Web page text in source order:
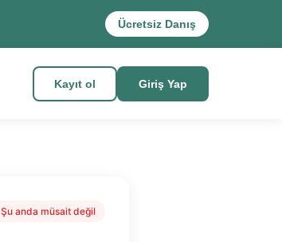
Ücretsiz Danış
Kayıt ol Giriş Yap
Şu anda müsait değil